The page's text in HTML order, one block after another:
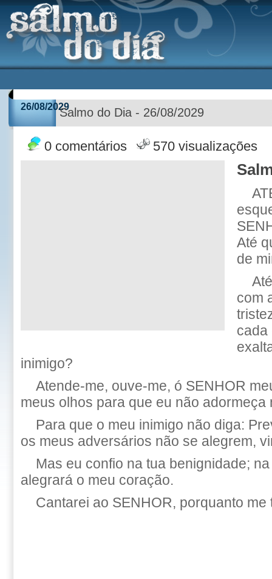
26/08/2029Salmo do Dia - 26/08/2029
0 comentários 570 visualizações
Até
de
com
cada
inimigo?
Atende-me, ouve-me, ó SENHOR
meus olhos para que eu não adormeça
Para que o meu inimigo não diga:
os meus adversários não se alegrem,
Mas eu confio na tua benignidade;
alegrará o meu coração.
Cantarei ao SENHOR, porquanto me